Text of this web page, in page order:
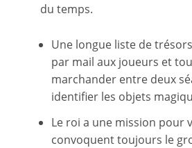
du temps.
Une longue liste de trésors
par mail aux joueurs et
marchander entre deux
identifier les objets
Le roi a une mission pour
convoquent toujours le